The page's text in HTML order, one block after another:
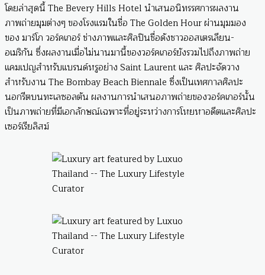
โดยล่าสุดนี้ The Bevery Hills Hotel นำเสนอนิทรรศการผลงาน
ภาพถ่ายมุมต่างๆ ของโรงแรมในชื่อ The Golden Hour ผ่านมุมมอง
ของ มาร์โก วอร์คเกอร์ ช่างภาพและศิลปินชื่อดังชาวออสเตรเลียน-
อเมริกัน ซึ่งผลงานเมื่อไม่นานมานี้ของวอร์คเกอร์ยังรวมไปถึงภาพถ่าย
แคมเปญสำหรับแบรนด์หรูอย่าง Saint Laurent และ ศิลปะจัดวาง
สำหรับงาน The Bombay Beach Biennale ซึ่งเป็นเทศกาลศิลปะ
นอกรีตบนทะเลซอลตัน ผลงานการนำเสนอภาพถ่ายของวอร์คเกอร์นั้น
เป็นภาพถ่ายที่มีเอกลักษณ์เฉพาะที่อยู่ระหว่างการโหยหาอดีตและศิลปะ
เซอร์เรียลิสม์